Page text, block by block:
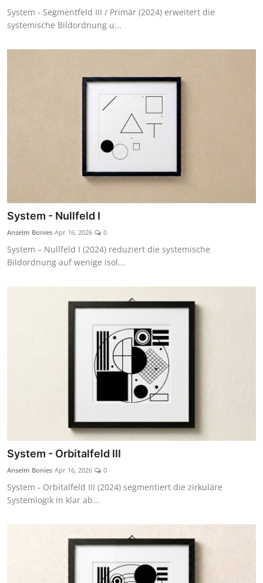
System - Segmentfeld III / Primär (2024) erweitert die
systemische Bildordnung u...
System - Nullfeld I
Anselm Bonies Apr 16, 2026 0
System – Nullfeld I (2024) reduziert die systemische
Bildordnung auf wenige isol...
System - Orbitalfeld III
Anselm Bonies Apr 16, 2026 0
System - Orbitalfeld III (2024) segmentiert die zirkuläre
Systemlogik in klar ab...